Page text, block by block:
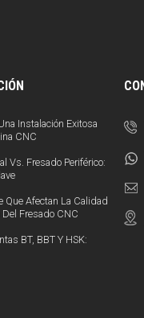
Instalación Exitosa
CNC
Vs. Fresado Periférico:
Que Afectan La Calidad
Del Fresado CNC
BT, BBT Y HSK: